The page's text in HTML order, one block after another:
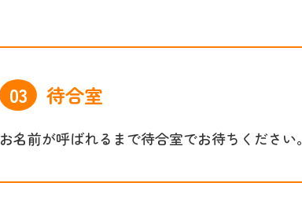
待合室
お名前が呼ばれるまで待合室でお待ちください。